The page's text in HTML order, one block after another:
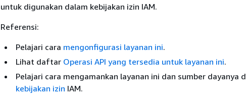
untuk digunakan dalam kebijakan izin IAM.
Referensi:
Pelajari cara mengonfigurasi layanan ini.
Lihat daftar Operasi API yang tersedia untuk layanan ini.
Pelajari cara mengamankan layanan ini dan sumber dayanya
kebijakan izin IAM.